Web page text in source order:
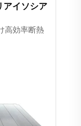
アイソシア
高効率断熱